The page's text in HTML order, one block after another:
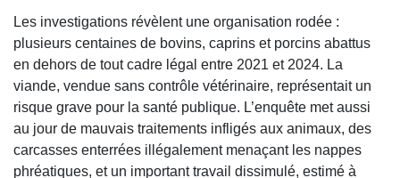
Les investigations révèlent une organisation rodée :
plusieurs centaines de bovins, caprins et porcins abattus
en dehors de tout cadre légal entre 2021 et 2024. La
viande, vendue sans contrôle vétérinaire, représentait un
risque grave pour la santé publique. L’enquête met aussi
au jour de mauvais traitements infligés aux animaux, des
carcasses enterrées illégalement menaçant les nappes
phréatiques, et un important travail dissimulé, estimé à